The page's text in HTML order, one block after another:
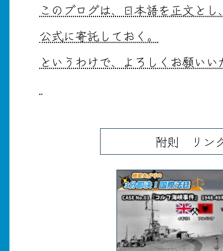
このブログは、日本語を正文と
公式に寄託しておく。
というわけで、よろしくお願い
附則 リン